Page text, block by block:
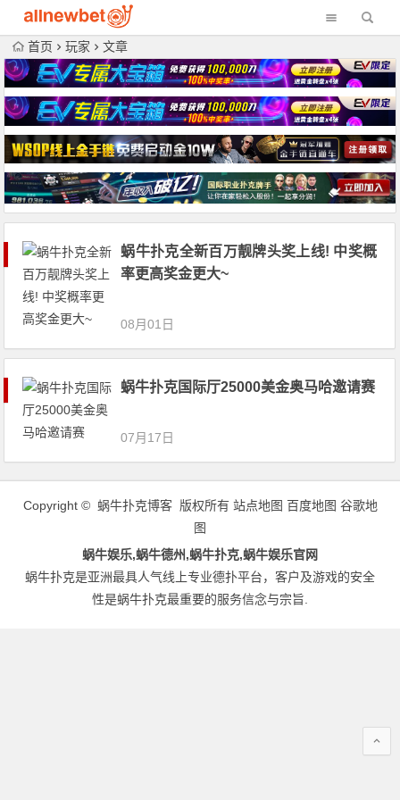
首页 玩家 文章
蜗牛扑克全新百万靓牌头奖上线! 中奖概
率更高奖金更大~
08月01日
蜗牛扑克国际厅25000美金奥马哈邀请赛
07月17日
Copyright © 蜗牛扑克博客 版权所有 站点地图 百度地图 谷歌地
图
蜗牛娱乐,蜗牛德州,蜗牛扑克,蜗牛娱乐官网
蜗牛扑克是亚洲最具人气线上专业德扑平台，客户及游戏的安全
性是蜗牛扑克最重要的服务信念与宗旨.